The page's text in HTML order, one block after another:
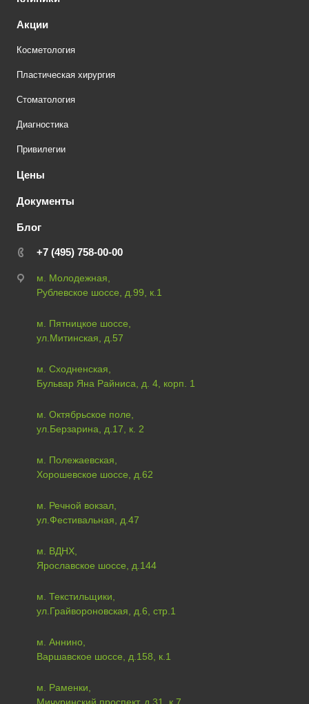
Акции
Косметология
Пластическая хирургия
Стоматология
Диагностика
Привилегии
Цены
Документы
Блог
+7 (495) 758-00-00
м. Молодежная,
Рублевское шоссе, д.99, к.1
м. Пятницкое шоссе,
ул.Митинская, д.57
м. Сходненская,
Бульвар Яна Райниса, д. 4, корп. 1
м. Октябрьское поле,
ул.Берзарина, д.17, к. 2
м. Полежаевская,
Хорошевское шоссе, д.62
м. Речной вокзал,
ул.Фестивальная, д.47
м. ВДНХ,
Ярославское шоссе, д.144
м. Текстильщики,
ул.Грайвороновская, д.6, стр.1
м. Аннино,
Варшавское шоссе, д.158, к.1
м. Раменки,